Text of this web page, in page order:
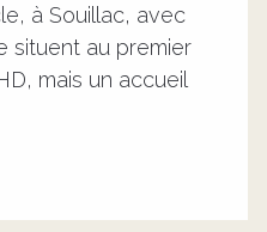
à Souillac, avec
situent au premier
mais un accueil